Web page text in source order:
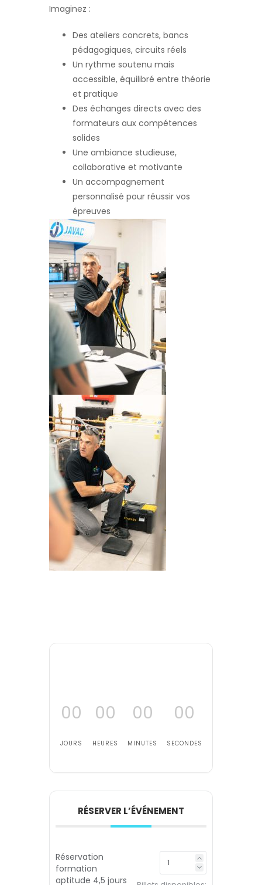
Imaginez :
Des ateliers concrets, bancs
pédagogiques, circuits réels
Un rythme soutenu mais
accessible, équilibré entre théorie
et pratique
Des échanges directs avec des
formateurs aux compétences
solides
Une ambiance studieuse,
collaborative et motivante
Un accompagnement
personnalisé pour réussir vos
épreuves
00
JOURS
00
HEURES
00
MINUTES
00
SECONDES
RÉSERVER L’ÉVÉNEMENT
Réservation
formation
aptitude 4,5 jours